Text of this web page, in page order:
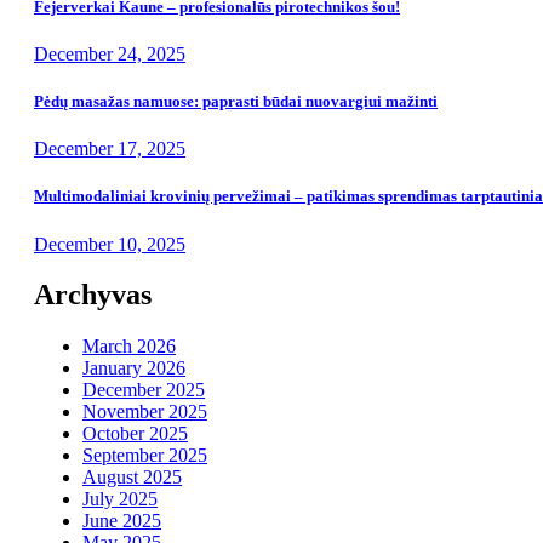
Fejerverkai Kaune – profesionalūs pirotechnikos šou!
December 24, 2025
Pėdų masažas namuose: paprasti būdai nuovargiui mažinti
December 17, 2025
Multimodaliniai krovinių pervežimai – patikimas sprendimas
December 10, 2025
Archyvas
March 2026
January 2026
December 2025
November 2025
October 2025
September 2025
August 2025
July 2025
June 2025